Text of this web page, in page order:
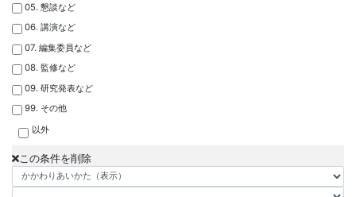
05. 懇談など
06. 講演など
07. 編集委員など
08. 監修など
09. 研究発表など
99. その他
以外
この条件を削除